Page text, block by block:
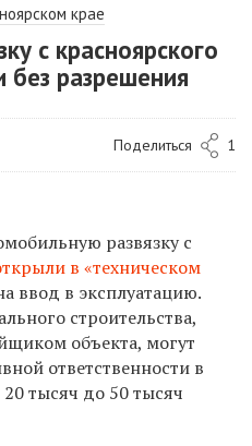
крае
с красноярского
разрешения
Поделиться 1
развязку с
в «техническом
ввод в эксплуатацию.
строительства,
объекта, могут
ответственности в
тысяч до 50 тысяч